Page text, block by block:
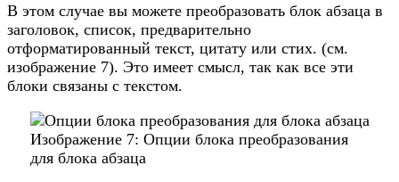
В этом случае вы можете преобразовать блок абзаца в
заголовок, список, предварительно
отформатированный текст, цитату или стих. (см.
изображение 7). Это имеет смысл, так как все эти
блоки связаны с текстом.
Изображение 7: Опции блока преобразования
для блока абзаца